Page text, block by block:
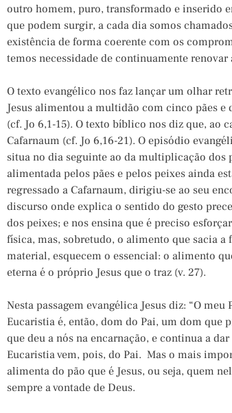
outro homem, puro, transformado e inserido
que podem surgir, a cada dia somos
existência de forma coerente com os
temos necessidade de continuamente renovar
O texto evangélico nos faz lançar um olhar
Jesus alimentou a multidão com cinco pães e
(cf. Jo 6,1-15). O texto bíblico nos diz que, ao
Cafarnaum (cf. Jo 6,16-21). O episódio
situa no dia seguinte ao da multiplicação dos
alimentada pelos pães e pelos peixes ainda
regressado a Cafarnaum, dirigiu-se ao seu
discurso onde explica o sentido do gesto
dos peixes; e nos ensina que é preciso
física, mas, sobretudo, o alimento que sacia
material, esquecem o essencial: o alimento
eterna é o próprio Jesus que o traz (v. 27).
Nesta passagem evangélica Jesus diz: “O
Eucaristia é, então, dom do Pai, um dom que
que deu a nós na encarnação, e continua a
Eucaristia vem, pois, do Pai. Mas o mais
alimenta do pão que é Jesus, ou seja, quem
sempre a vontade de Deus.